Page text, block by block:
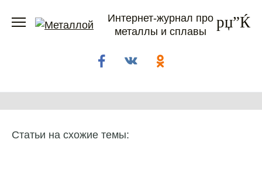
Интернет-журнал про
металлы и сплавы
Статьи на схожие темы: